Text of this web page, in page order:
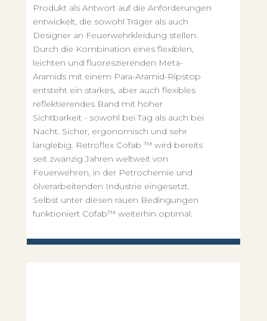
Produkt als Antwort auf die Anforderungen
entwickelt, die sowohl Träger als auch
Designer an Feuerwehrkleidung stellen.
Durch die Kombination eines flexiblen,
leichten und fluoreszierenden Meta-
Aramids mit einem Para-Aramid-Ripstop
entsteht ein starkes, aber auch flexibles
reflektierendes Band mit hoher
Sichtbarkeit - sowohl bei Tag als auch bei
Nacht. Sicher, ergonomisch und sehr
langlebig. Retroflex Cofab ™ wird bereits
seit zwanzig Jahren weltweit von
Feuerwehren, in der Petrochemie und
ölverarbeitenden Industrie eingesetzt.
Selbst unter diesen rauen Bedingungen
funktioniert Cofab™ weiterhin optimal.